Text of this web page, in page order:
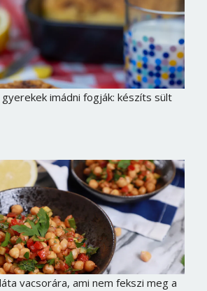
imádni fogják: készíts sült
vacsorára, ami nem fekszi meg a